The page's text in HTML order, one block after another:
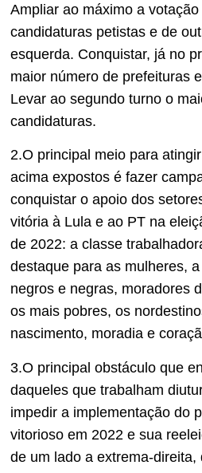
Ampliar ao máximo a votação
candidaturas petistas e de
esquerda. Conquistar, já no
maior número de prefeituras
Levar ao segundo turno o
candidaturas.
2.O principal meio para
acima expostos é fazer
conquistar o apoio dos
vitória à Lula e ao PT na
de 2022: a classe
destaque para as mulheres,
negros e negras, moradores
os mais pobres, os
nascimento, moradia e
3.O principal obstáculo que
daqueles que trabalham
impedir a implementação do
vitorioso em 2022 e sua
de um lado a extrema-direita,